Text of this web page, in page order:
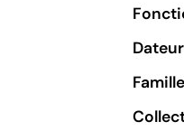
Dateur
Famille